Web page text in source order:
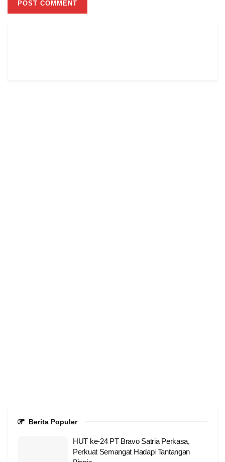
Berita Populer
HUT ke-24 PT Bravo Satria Perkasa,
Perkuat Semangat Hadapi Tantangan